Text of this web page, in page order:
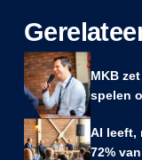
MKB
spelen
AI leeft,
72%